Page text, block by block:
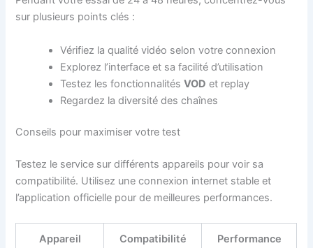
sur plusieurs points clés :
Vérifiez la qualité vidéo selon votre connexion
Explorez l’interface et sa facilité d’utilisation
Testez les fonctionnalitésVOD et replay
Regardez la diversité des chaînes
Conseils pour maximiser votre test
Testez le service sur différents appareils pour voir sa
compatibilité. Utilisez une connexion internet stable et
l’application officielle pour de meilleures performances.
Appareil Compatibilité Performance